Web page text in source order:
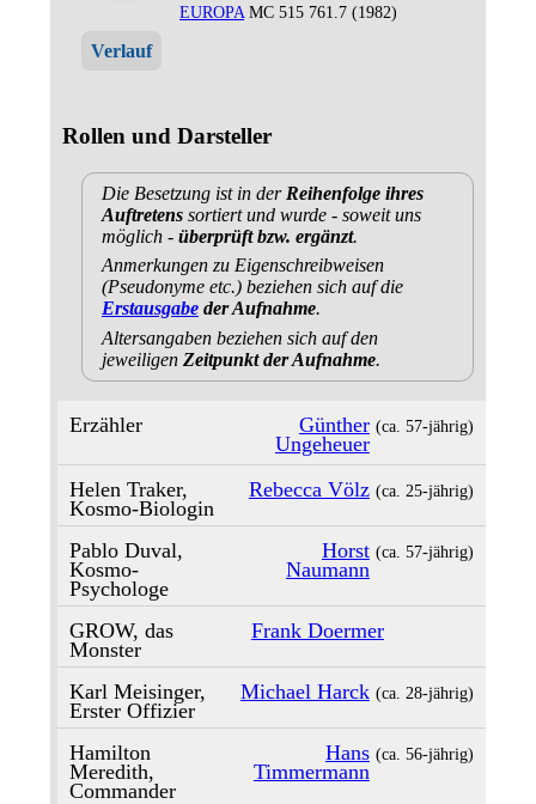
EUROPA MC 515 761.7 (1982)
Verlauf
Rollen und Darsteller
Die Besetzung ist in der Reihenfolge ihres
Auftretenssortiert und wurde - soweit uns
möglich - überprüft bzw. ergänzt.
Anmerkungen zu Eigenschreibweisen
(Pseudonyme etc.) beziehen sich auf die
Erstausgabeder Aufnahme.
Altersangaben beziehen sich auf den
jeweiligen Zeitpunkt der Aufnahme.
Erzähler
Günther
Ungeheuer
(ca. 57‑jährig)
Helen Traker,
Kosmo-Biologin
Rebecca Völz (ca. 25‑jährig)
Pablo Duval,
Kosmo-
Psychologe
Horst
Naumann
(ca. 57‑jährig)
GROW, das
Monster
Frank Doermer
Karl Meisinger,
Erster Offizier
Michael Harck (ca. 28‑jährig)
Hamilton
Meredith,
Commander
Hans
Timmermann
(ca. 56‑jährig)